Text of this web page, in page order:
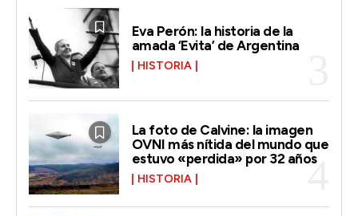
Eva Perón: la historia de la
amada ‘Evita’ de Argentina
HISTORIA
La foto de Calvine: la imagen
OVNI más nítida del mundo que
estuvo «perdida» por 32 años
HISTORIA